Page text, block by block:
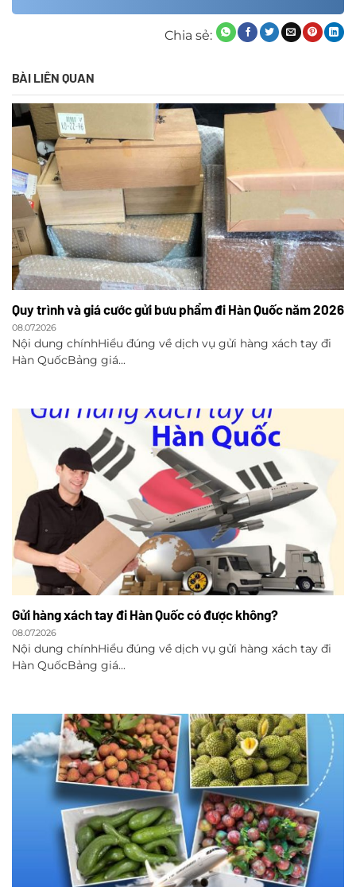
Chia sẻ:
BÀI LIÊN QUAN
Quy trình và giá cước gửi bưu phẩm đi Hàn Quốc năm 2026
08.07.2026
Nội dung chínhHiểu đúng về dịch vụ gửi hàng xách tay đi
Hàn QuốcBảng giá...
Gửi hàng xách tay đi Hàn Quốc có được không?
08.07.2026
Nội dung chínhHiểu đúng về dịch vụ gửi hàng xách tay đi
Hàn QuốcBảng giá...